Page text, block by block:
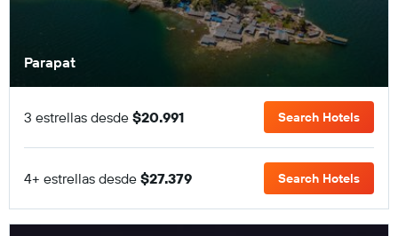
Parapat
3 estrellas desde $20.991 Search Hotels
4+ estrellas desde $27.379 Search Hotels